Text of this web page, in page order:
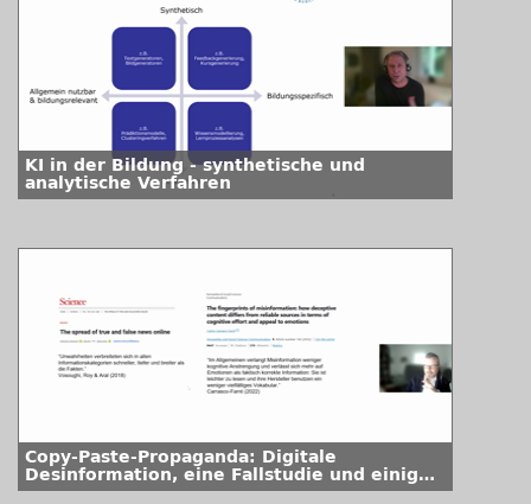
KI in der Bildung - synthetische und
analytische Verfahren
Copy-Paste-Propaganda: Digitale
Desinformation, eine Fallstudie und einige
Empfehlungen